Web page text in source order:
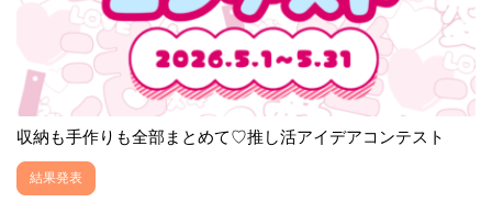
収納も手作りも全部まとめて♡推し活アイデアコンテスト
結果発表